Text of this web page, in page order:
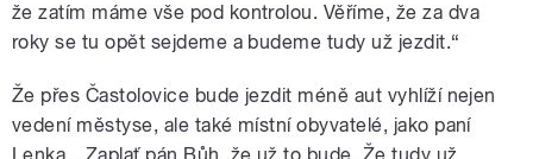
že zatím máme vše pod kontrolou. Věříme, že za dva
roky se tu opět sejdeme a budeme tudy už jezdit.“
Že přes Častolovice bude jezdit méně aut vyhlíží nejen
vedení městyse, ale také místní obyvatelé, jako paní